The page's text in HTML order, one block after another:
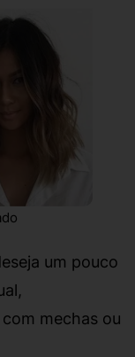
um pouco
mechas ou